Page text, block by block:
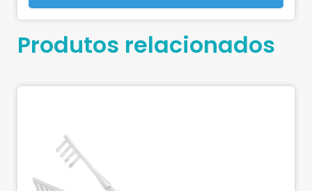
Produtos relacionados